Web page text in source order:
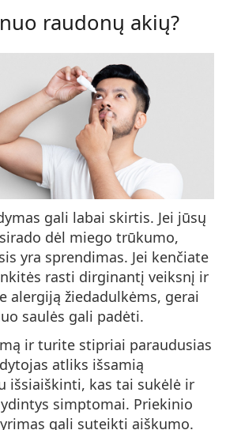
raudonų akių?
gali labai skirtis. Jei jūsų
dėl miego trūkumo,
yra sprendimas. Jei kenčiate
rasti dirginantį veiksnį ir
alergiją žiedadulkėms, gerai
saulės gali padėti.
ir turite stipriai paraudusias
atliks išsamią
išsiaiškinti, kas tai sukėlė ir
simptomai. Priekinio
gali suteikti aiškumo.